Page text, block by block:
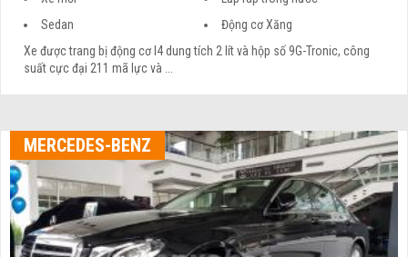
Sedan
Động cơ Xăng
Xe được trang bị động cơ I4 dung tích 2 lít và hộp số 9G-Tronic, công
suất cực đại 211 mã lực và ...
MERCEDES-BENZ